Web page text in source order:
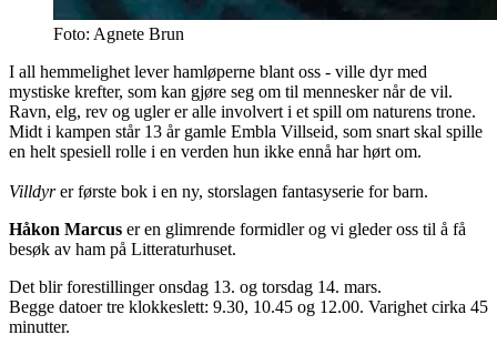
Foto: Agnete Brun
I all hemmelighet lever hamløperne blant oss - ville dyr med
mystiske krefter, som kan gjøre seg om til mennesker når de vil.
Ravn, elg, rev og ugler er alle involvert i et spill om naturens trone.
Midt i kampen står 13 år gamle Embla Villseid, som snart skal spille
en helt spesiell rolle i en verden hun ikke ennå har hørt om.
Villdyrer første bok i en ny, storslagen fantasyserie for barn.
Håkon Marcus er en glimrende formidler og vi gleder oss til å få
besøk av ham på Litteraturhuset.
Det blir forestillinger onsdag 13. og torsdag 14. mars.
Begge datoer tre klokkeslett: 9.30, 10.45 og 12.00. Varighet cirka 45
minutter.